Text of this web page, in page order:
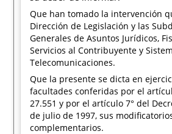
Que han tomado la intervención
Dirección de Legislación y las
Generales de Asuntos Jurídicos,
Servicios al Contribuyente y
Telecomunicaciones.
Que la presente se dicta en
facultades conferidas por el
27.551 y por el artículo 7° del
de julio de 1997, sus
complementarios.